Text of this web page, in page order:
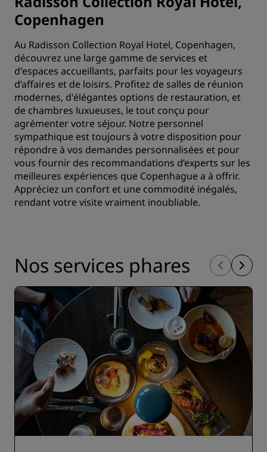
Copenhagen
Au Radisson Collection Royal Hotel, Copenhagen,
découvrez une large gamme de services et
d'espaces accueillants, parfaits pour les voyageurs
d’affaires et de loisirs. Profitez de salles de réunion
modernes, d'élégantes options de restauration, et
de chambres luxueuses, le tout conçu pour
agrémenter votre séjour. Notre personnel
sympathique est toujours à votre disposition pour
répondre à vos demandes personnalisées et pour
vous fournir des recommandations d’experts sur les
meilleures expériences que Copenhague a à offrir.
Appréciez un confort et une commodité inégalés,
rendant votre visite vraiment inoubliable.
Nos services phares